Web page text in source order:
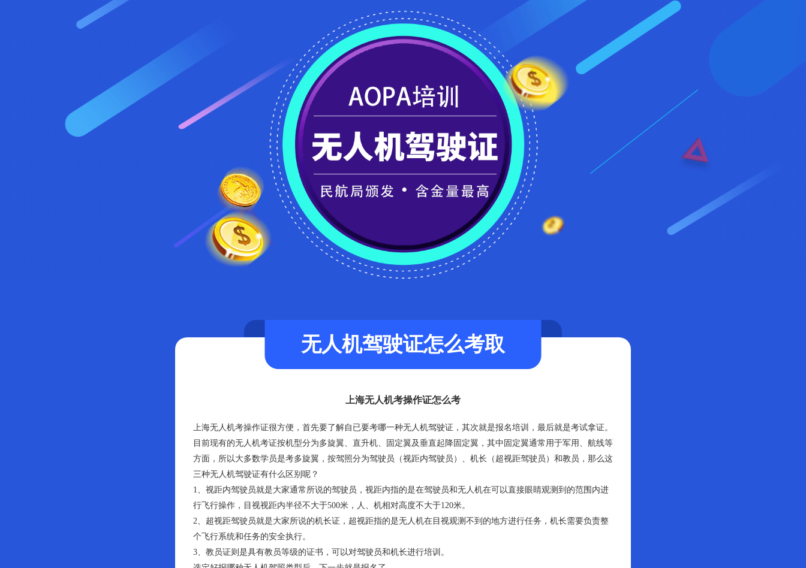
无人机驾驶证怎么考取
上海无人机考操作证怎么考
上海无人机考操作证很方便，首先要了解自已要考哪一种无人机驾驶证，其次就是报名培训，最后就是考试拿证。
目前现有的无人机考证按机型分为多旋翼、直升机、固定翼及垂直起降固定翼，其中固定翼通常用于军用、航线等
方面，所以大多数学员是考多旋翼，按驾照分为驾驶员（视距内驾驶员）、机长（超视距驾驶员）和教员，那么这
三种无人机驾驶证有什么区别呢？
1、视距内驾驶员就是大家通常所说的驾驶员，视距内指的是在驾驶员和无人机在可以直接眼睛观测到的范围内进
行飞行操作，目视视距内半径不大于500米，人、机相对高度不大于120米。
2、超视距驾驶员就是大家所说的机长证，超视距指的是无人机在目视观测不到的地方进行任务，机长需要负责整
个飞行系统和任务的安全执行。
3、教员证则是具有教员等级的证书，可以对驾驶员和机长进行培训。